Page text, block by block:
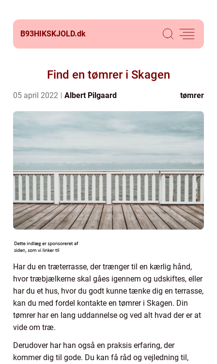
B93HIKSKJOLD.dk
Find en tømrer i Skagen
05 april 2022 Albert Pilgaard tømrer
Har du en træterrasse, der trænger til en kærlig hånd,
hvor træbjælkerne skal gåes igennem og udskiftes, eller
har du et hus, hvor du godt kunne tænke dig en terrasse,
kan du med fordel kontakte en tømrer i Skagen. Din
tømrer har en lang uddannelse og ved alt hvad der er at
vide om træ.
Derudover har han også en praksis erfaring, der
kommer dig til gode. Du kan få råd og vejledning til,